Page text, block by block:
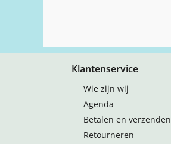
Klantenservice
Wie zijn wij
Agenda
Betalen en verzenden
Retourneren